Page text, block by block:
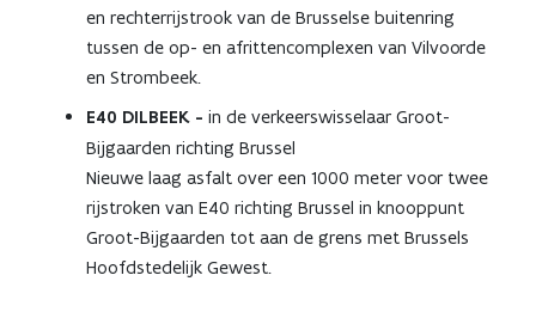
en rechterrijstrook van de Brusselse buitenring
tussen de op- en afrittencomplexen van Vilvoorde
en Strombeek.
E40 DILBEEK - in de verkeerswisselaar Groot-
Bijgaarden richting Brussel
Nieuwe laag asfalt over een 1000 meter voor twee
rijstroken van E40 richting Brussel in knooppunt
Groot-Bijgaarden tot aan de grens met Brussels
Hoofdstedelijk Gewest.